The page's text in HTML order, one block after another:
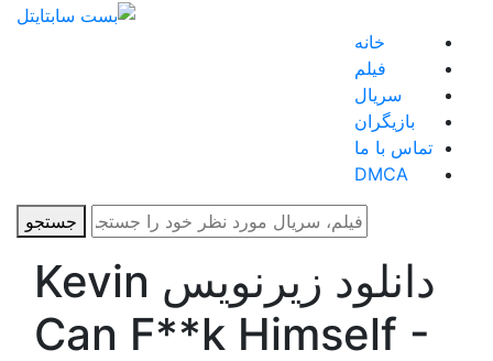
خانه
فیلم
سریال
بازیگران
تماس با ما
DMCA
جستجو
دانلود زیرنویس Kevin
Can F**k Himself -